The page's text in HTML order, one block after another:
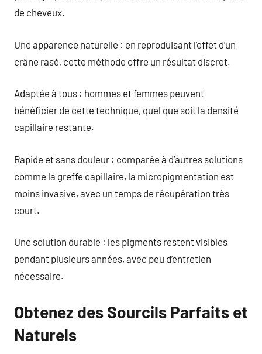
de cheveux.
Une apparence naturelle : en reproduisant l’effet d’un
crâne rasé, cette méthode offre un résultat discret.
Adaptée à tous : hommes et femmes peuvent
bénéficier de cette technique, quel que soit la densité
capillaire restante.
Rapide et sans douleur : comparée à d’autres solutions
comme la greffe capillaire, la micropigmentation est
moins invasive, avec un temps de récupération très
court.
Une solution durable : les pigments restent visibles
pendant plusieurs années, avec peu d’entretien
nécessaire.
Obtenez des Sourcils Parfaits et
Naturels